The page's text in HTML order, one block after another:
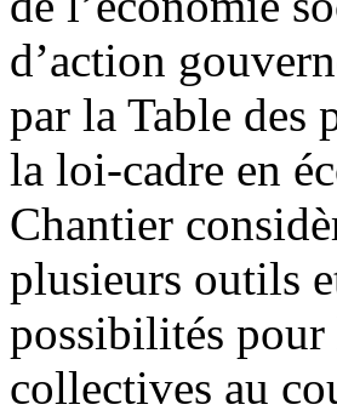
d’action
par la Table des
la loi-cadre en
Chantier
plusieurs outils
possibilités pour
collectives au